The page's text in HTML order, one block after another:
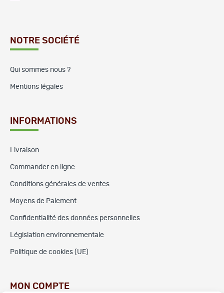
NOTRE SOCIÉTÉ
Qui sommes nous ?
Mentions légales
INFORMATIONS
Livraison
Commander en ligne
Conditions générales de ventes
Moyens de Paiement
Confidentialité des données personnelles
Législation environnementale
Politique de cookies (UE)
MON COMPTE